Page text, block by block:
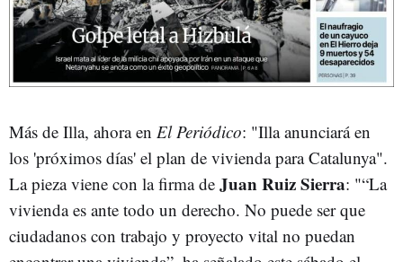
Más de Illa, ahora en El Periódico: "Illa anunciará en
los 'próximos días' el plan de vivienda para Catalunya".
La pieza viene con la firma de Juan Ruiz Sierra: "“La
vivienda es ante todo un derecho. No puede ser que
ciudadanos con trabajo y proyecto vital no puedan